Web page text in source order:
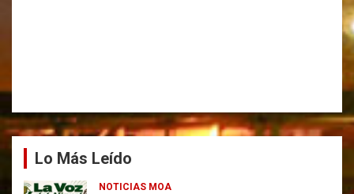
Lo Más Leído
NOTICIAS MOA